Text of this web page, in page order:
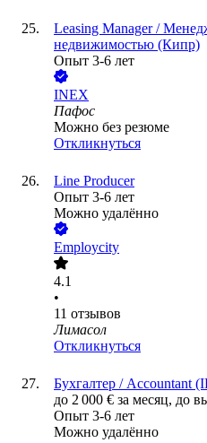
Leasing Manager /
недвижимостью (Кипр)
Опыт 3-6 лет
INEX
Пафос
Можно без резюме
Откликнуться
Line Producer
Опыт 3-6 лет
Можно удалённо
Employcity
4.1
•
11 отзывов
Лимасол
Откликнуться
Бухгалтер / Accountant
до 2 000 € за месяц, до
Опыт 3-6 лет
Можно удалённо